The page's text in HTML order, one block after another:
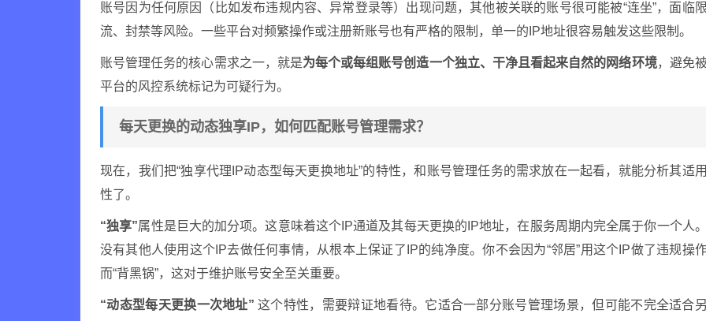
账号因为任何原因（比如发布违规内容、异常登录等）出现问题，其他被关联的账号很可能被“连坐”，面临限
流、封禁等风险。一些平台对频繁操作或注册新账号也有严格的限制，单一的IP地址很容易触发这些限制。
账号管理任务的核心需求之一，就是为每个或每组账号创造一个独立、干净且看起来自然的网络环境，避免
平台的风控系统标记为可疑行为。
每天更换的动态独享IP，如何匹配账号管理需求？
现在，我们把“独享代理IP动态型每天更换地址”的特性，和账号管理任务的需求放在一起看，就能分析其适用
性了。
“独享”属性是巨大的加分项。这意味着这个IP通道及其每天更换的IP地址，在服务周期内完全属于你一个人。
没有其他人使用这个IP去做任何事情，从根本上保证了IP的纯净度。你不会因为“邻居”用这个IP做了违规操
而“背黑锅”，这对于维护账号安全至关重要。
“动态型每天更换一次地址” 这个特性，需要辩证地看待。它适合一部分账号管理场景，但可能不完全适合另